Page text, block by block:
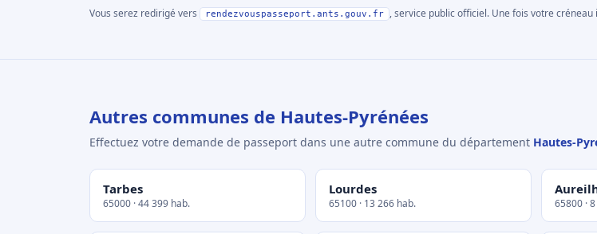
Vous serez redirigé vers rendezvouspasseport.ants.gouv.fr , service public officiel. Une fois votre
Autres communes de Hautes-Pyrénées
Effectuez votre demande de passeport dans une autre commune du département Hautes-
Tarbes
65000 · 44 399 hab.
Lourdes
65100 · 13 266 hab. 65800 ·